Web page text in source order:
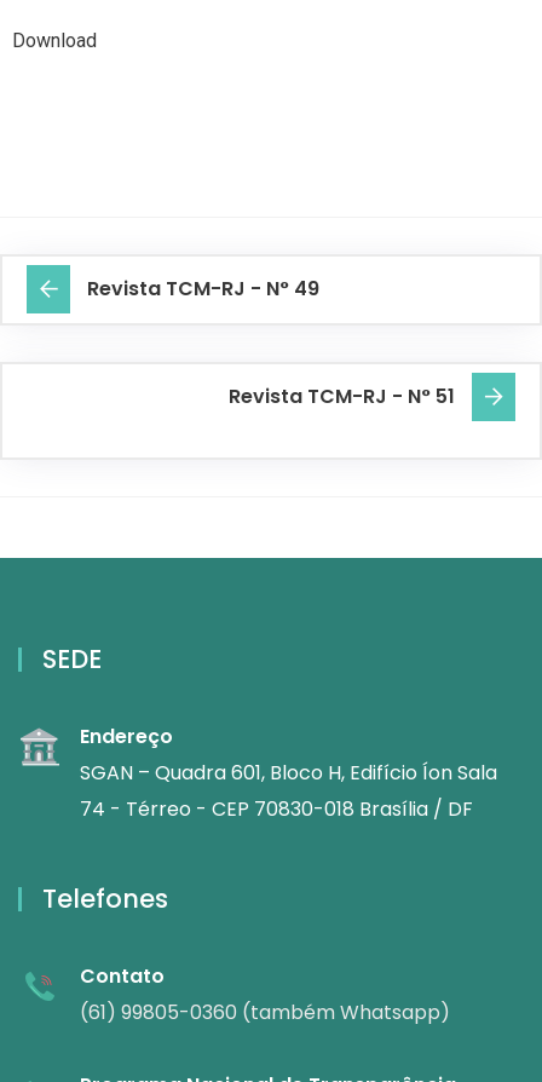
Download
Revista TCM-RJ - N° 49
Revista TCM-RJ - N° 51
SEDE
Endereço
SGAN – Quadra 601, Bloco H, Edifício Íon Sala
74 - Térreo - CEP 70830-018 Brasília / DF
Telefones
Contato
(61) 99805-0360 (também Whatsapp)